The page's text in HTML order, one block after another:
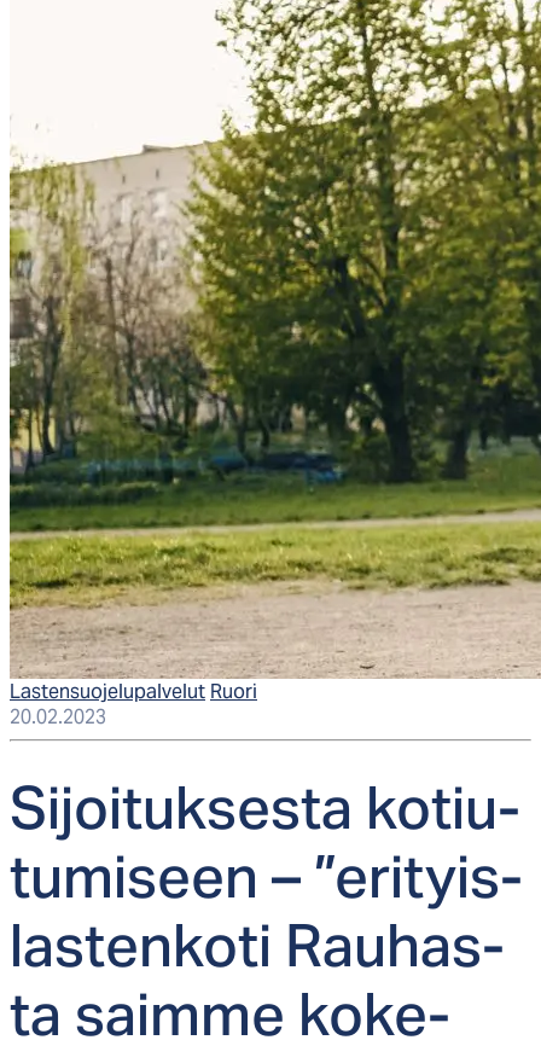
Lastensuojelupalvelut Ruori
20.02.2023
Si­joi­tuk­ses­ta ko­tiu­
tu­mi­seen – ”eri­tyis­
las­ten­ko­ti Rau­has­